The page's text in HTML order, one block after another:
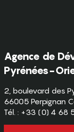
Agence de
Pyrénées-
2, boulevard des
66005 Perpignan
Tél. : +33 (0) 4 68